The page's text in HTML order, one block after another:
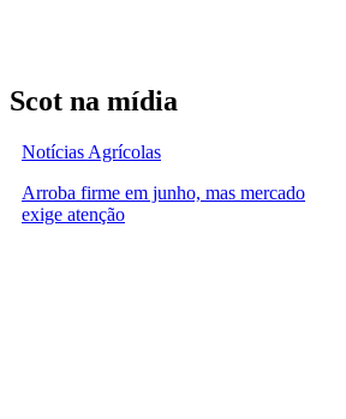
Scot na mídia
Notícias Agrícolas
Arroba firme em junho, mas mercado
exige atenção